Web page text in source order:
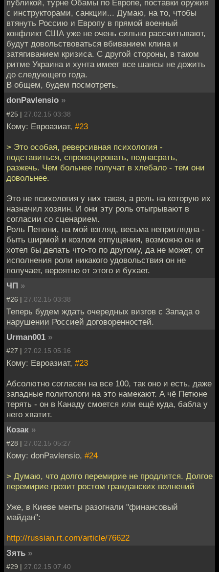
публикой, турне Обамы по Европе, поставки оружия
с инструкторами, санкции... Думаю, на то, чтобы
втянуть Россию и Европу в прямой военный
конфликт США уже не очень сильно рассчитывают,
будут довольствоваться вбиванием клина и
затягиванием кризиса. С другой стороны, в таком
ритме Украина и хунта имеет все шансы не дожить
до следующего года.
В общем, будем посмотреть.
donPavlensio »
#25 | 27.02.15 03:38
Кому: Евроазиат, #23
> Это особая, реверсивная психология -
подставиться, спровоцировать, поднасрать,
разжечь. Чем больнее получат в хлебало - тем они
довольнее.
Это не психология у них такая, а роль на которую их
назначил хозяин. И они эту роль отыгрывают в
согласии со сценарием.
Роль Петюни, на мой взгляд, весьма неприглядна -
быть ширмой и козлом отпущения, возможно он и
хотел бы делать что-то по другому, да не может, от
исполнения роли никакого удовольствия он не
получает, вероятно от этого и бухает.
ЧП »
#26 | 27.02.15 03:38
Теперь будем ждать очередных визгов с Запада о
нарушении Россией договоренностей.
Urman001 »
#27 | 27.02.15 05:16
Кому: Евроазиат, #23
Абсолютно согласен на все 100, так оно и есть, даже
западные политологи на это намекают. А чё Петюне
терять - он в Канаду смоется или ещё куда, бабла у
него хватит.
Козак »
#28 | 27.02.15 05:27
Кому: donPavlensio, #24
> Думаю, что долго перемирие не продлится. Долгое
перемирие грозит ростом гражданских волнений
Уже, в Киеве менты разогнали "финансовый
майдан":
http://russian.rt.com/article/76622
Зять »
#29 | 27.02.15 07:40